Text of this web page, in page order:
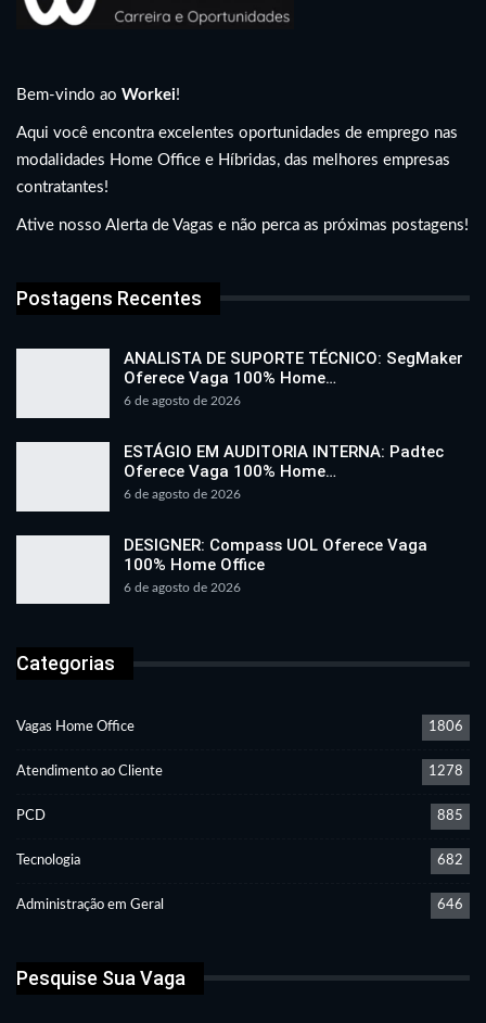
Bem-vindo ao Workei!
Aqui você encontra excelentes oportunidades de emprego nas
modalidades Home Office e Híbridas, das melhores empresas
contratantes!
Ative nosso Alerta de Vagas e não perca as próximas postagens!
Postagens Recentes
ANALISTA DE SUPORTE TÉCNICO: SegMaker
Oferece Vaga 100% Home…
6 de agosto de 2026
ESTÁGIO EM AUDITORIA INTERNA: Padtec
Oferece Vaga 100% Home…
6 de agosto de 2026
DESIGNER: Compass UOL Oferece Vaga
100% Home Office
6 de agosto de 2026
Categorias
Vagas Home Office 1806
Atendimento ao Cliente 1278
PCD 885
Tecnologia 682
Administração em Geral 646
Pesquise Sua Vaga